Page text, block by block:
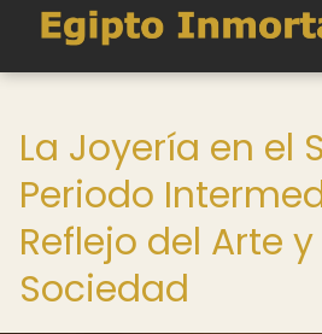
La Joyería en el
Periodo
Reflejo del Arte
Sociedad